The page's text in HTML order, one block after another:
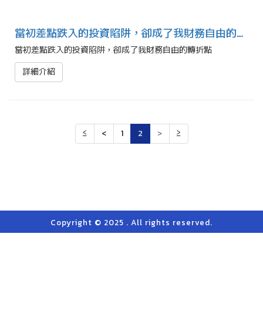
當初差點跌入的投資陷阱，卻成了我財務自由的轉折點
當初差點跌入的投資陷阱，卻成了我財務自由的轉折點
詳細介紹
≤ < 1 2 > ≥
Copyright © 2025 . All rights reserved.